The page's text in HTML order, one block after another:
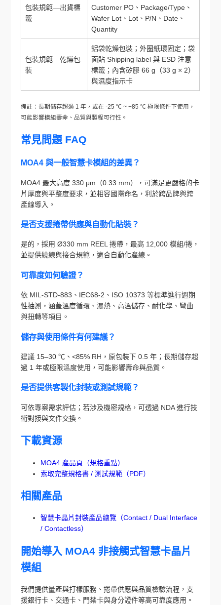
包裝規範—出貨標
籤
Customer PO、Package/Type、
Wafer Lot、Lot、P/N、Date、
Quantity
包裝規範—乾燥包
裝
鋁袋乾燥包裝；外圈紙環固定；袋
面貼 Shipping label 與 ESD 注意
標籤；內含矽膠 66 g（33 g × 2）
與濕度指示卡
備註：長期儲存超過 1 年，或在 -25 ℃ ~ +85 ℃ 極限條件下使用，
可能影響模組壽命、品質與製程可行性。
常見問題 FAQ
MOA4 與一般智慧卡模組的差異？
MOA4 最大高度 330 μm（0.33 mm），可滿足更嚴格的卡
片厚度與平整度要求，並相容國際命名，利於跨品牌與跨
產線導入。
是否支援捲帶供應與自動化貼裝？
是的，採用 Ø330 mm REEL 捲帶，最高 12,000 模組/捲，
並提供繞線與接合規範，適合自動化產線。
可靠度如何驗證？
依 MIL-STD-883、IEC68-2、ISO 10373 等標準進行週期
性抽測，涵蓋溫度循環、濕熱、高溫儲存、耐化學、彎曲
與扭轉等項目。
儲存與使用條件有何建議？
建議 15–30 ℃、<85% RH，原包裝下 0.5 年；長期儲存超
過 1 年或極限溫度使用，可能影響壽命與品質。
是否提供客製化封裝或測試規範？
可依專案需求評估；若涉及機密規格，可透過 NDA 進行技
術對接與文件交換。
下載資源
MOA4 產品頁（規格重點）
索取完整規格書 / 測試規範（PDF）
相關產品
智慧卡晶片封裝產品總覽（Contact / Dual Interface
/ Contactless）
開始導入 MOA4 非接觸式智慧卡晶片
模組
我們提供量產與打樣服務、捲帶供應與品質檢驗流程，支
援銀行卡、交通卡、門禁卡與身分證件等高可靠度應用。